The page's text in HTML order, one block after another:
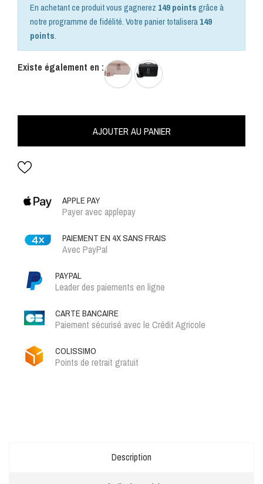
En achetant ce produit vous gagnerez 149 pointsgrâce à
notre programme de fidélité. Votre panier totalisera149
points.
Existe également en :
AJOUTER AU PANIER
APPLE PAY
Payer avec applepay
PAIEMENT EN 4X SANS FRAIS
Avec PayPal
PAYPAL
Leader des paiements en ligne
CARTE BANCAIRE
Paiement sécurisé avec le Crédit Agricole
COLISSIMO
Points de retrait gratuit
Description